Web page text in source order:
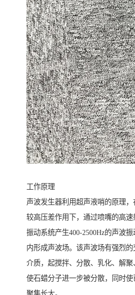
工作原理
声波发生器利用超声液哨的原理，
较高压差作用下，通过喷嘴的高
振动系统产生400-2500Hz的声波
内形成声波场。该声波场有强烈
介质，起搅拌、分散、乳化、解
使石蜡分子进一步被分散，同时